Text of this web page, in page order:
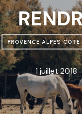
PROVENCE ALPES
1 juillet 2018